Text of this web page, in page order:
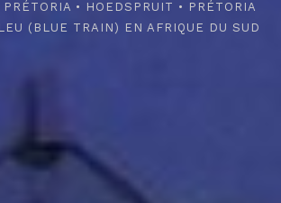
• HOEDSPRUIT • PRÉTORIA
(BLUE TRAIN) EN AFRIQUE DU SUD